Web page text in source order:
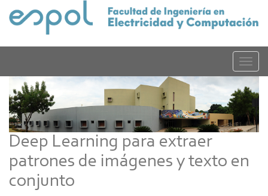
contenido
Toggle
Deep Learning para extraer
patrones de imágenes y texto en
conjunto